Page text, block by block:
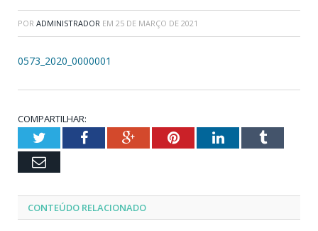
POR ADMINISTRADOR EM 25 DE MARÇO DE 2021
0573_2020_0000001
COMPARTILHAR:
TwitterFacebookGoogle+PinterestLinkedInTumblr
Email
CONTEÚDO RELACIONADO